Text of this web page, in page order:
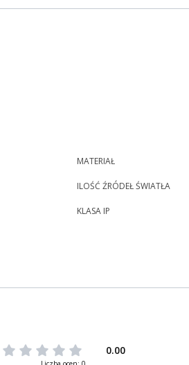
MATERIAŁ
ILOŚĆ ŹRÓDEŁ ŚWIATŁA
KLASA IP
0.00